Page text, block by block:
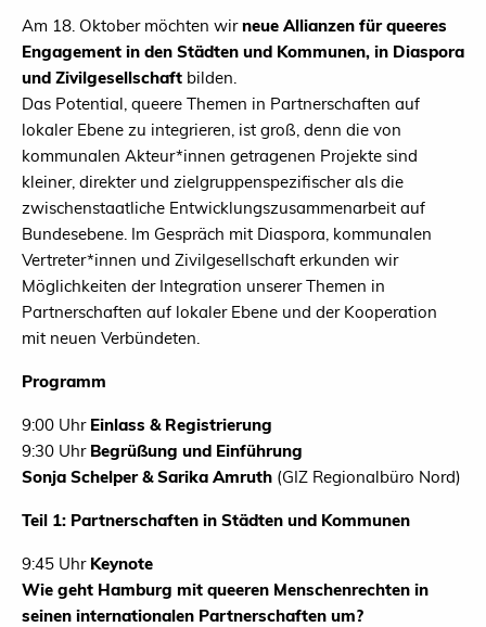
Am 18. Oktober möchten wirneue Allianzen für queeres
Engagement in den Städten und Kommunen, in Diaspora
und Zivilgesellschaft bilden.
Das Potential, queere Themen in Partnerschaften auf
lokaler Ebene zu integrieren, ist groß, denn die von
kommunalen Akteur*innen getragenen Projekte sind
kleiner, direkter und zielgruppenspezifischer als die
zwischenstaatliche Entwicklungszusammenarbeit auf
Bundesebene. Im Gespräch mit Diaspora, kommunalen
Vertreter*innen und Zivilgesellschaft erkunden wir
Möglichkeiten der Integration unserer Themen in
Partnerschaften auf lokaler Ebene und der Kooperation
mit neuen Verbündeten.
Programm
9:00 Uhr Einlass & Registrierung
9:30 Uhr Begrüßung und Einführung
Sonja Schelper & Sarika Amruth (GIZ Regionalbüro Nord)
Teil 1: Partnerschaften in Städten und Kommunen
9:45 Uhr Keynote
Wie geht Hamburg mit queeren Menschenrechten in
seinen internationalen Partnerschaften um?